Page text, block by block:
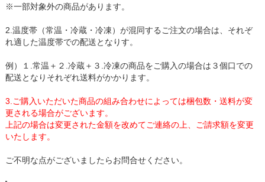
※一部対象外の商品があります。
2.温度帯（常温・冷蔵・冷凍）が混同するご注文の場合は、それぞ
れ適した温度帯での配送となりす。
例）１.常温＋２.冷蔵＋３.冷凍の商品をご購入の場合は３個口での
配送となりそれぞれ送料がかかります。
3.ご購入いただいた商品の組み合わせによっては梱包数・送料が変
更される場合がございます。
上記の場合は変更された金額を改めてご連絡の上、ご請求額を変更
いたします。
ご不明な点がございましたらお問合せください。